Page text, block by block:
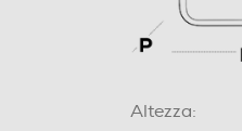
Altezza: